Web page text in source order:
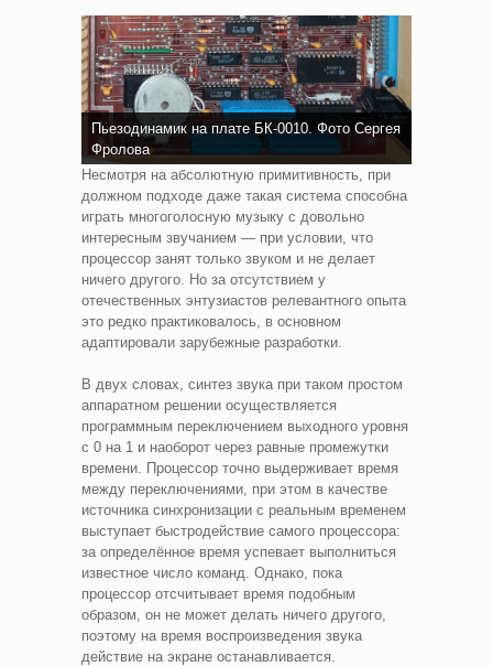
Пьезодинамик на плате БК-0010. Фото Сергея
Фролова
Несмотря на абсолютную примитивность, при
должном подходе даже такая система способна
играть многоголосную музыку с довольно
интересным звучанием — при условии, что
процессор занят только звуком и не делает
ничего другого. Но за отсутствием у
отечественных энтузиастов релевантного опыта
это редко практиковалось, в основном
адаптировали зарубежные разработки.
В двух словах, синтез звука при таком простом
аппаратном решении осуществляется
программным переключением выходного уровня
с 0 на 1 и наоборот через равные промежутки
времени. Процессор точно выдерживает время
между переключениями, при этом в качестве
источника синхронизации с реальным временем
выступает быстродействие самого процессора:
за определённое время успевает выполниться
известное число команд. Однако, пока
процессор отсчитывает время подобным
образом, он не может делать ничего другого,
поэтому на время воспроизведения звука
действие на экране останавливается.